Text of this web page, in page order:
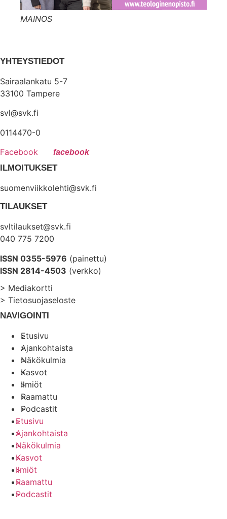
MAINOS
YHTEYSTIEDOT
Sairaalankatu 5-7
33100 Tampere
svl@svk.fi
0114470-0
Facebook
ILMOITUKSET
suomenviikkolehti@svk.fi
TILAUKSET
svltilaukset@svk.fi
040 775 7200
ISSN 0355-5976 (painettu)
ISSN 2814-4503 (verkko)
> Mediakortti
> Tietosuojaseloste
NAVIGOINTI
Etusivu
Ajankohtaista
Näkökulmia
Kasvot
Ilmiöt
Raamattu
Podcastit
Etusivu
Ajankohtaista
Näkökulmia
Kasvot
Ilmiöt
Raamattu
Podcastit